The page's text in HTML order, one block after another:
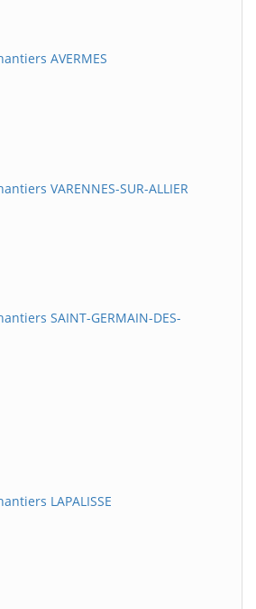
AVERMES
VARENNES-SUR-ALLIER
SAINT-GERMAIN-DES-
LAPALISSE